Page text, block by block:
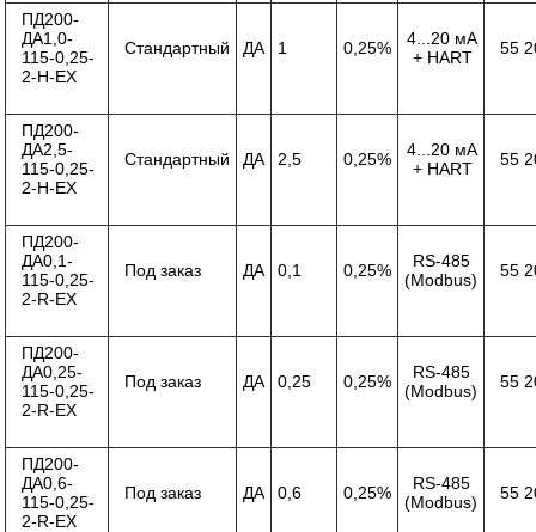
ПД200-
ДА1,0-
115-0,25-
2-Н-ЕХ
Стандартный ДА 1 0,25%
4...20 мА
+ HART
55
ПД200-
ДА2,5-
115-0,25-
2-Н-ЕХ
Стандартный ДА 2,5 0,25%
4...20 мА
+ HART
55
ПД200-
ДА0,1-
115-0,25-
2-R-ЕХ
Под заказ ДА 0,1 0,25%
RS-485
(Modbus)
55
ПД200-
ДА0,25-
115-0,25-
2-R-ЕХ
Под заказ ДА 0,25 0,25%
RS-485
(Modbus)
55
ПД200-
ДА0,6-
115-0,25-
2-R-ЕХ
Под заказ ДА 0,6 0,25%
RS-485
(Modbus)
55